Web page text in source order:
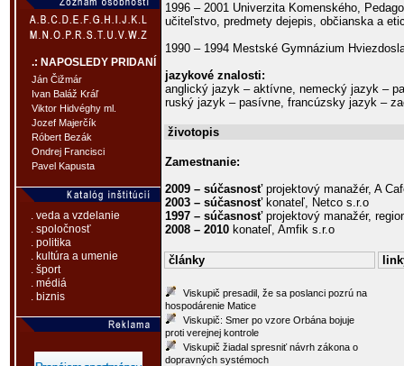
.: NAPOSLEDY PRIDANÍ
Ján Čižmár
Ivan Baláž Kráľ
Viktor Hidvéghy ml.
Jozef Majerčík
Róbert Bezák
Ondrej Francisci
Pavel Kapusta
. veda a vzdelanie
. spoločnosť
. politika
. kultúra a umenie
. šport
. médiá
. biznis
1996 – 2001 Univerzita Komenského,
učiteľstvo, predmety dejepis, občianska a
1990 – 1994 Mestské Gymnázium
jazykové znalosti:
anglický jazyk – aktívne, nemecký jazyk –
ruský jazyk – pasívne, francúzsky jazyk –
životopis
Zamestnanie:
2009 – súčasnosťprojektový manažér, A
2003 – súčasnosťkonateľ, Netco s.r.o
1997 – súčasnosťprojektový manažér,
2008 – 2010 konateľ, Amfik s.r.o
články
Viskupič presadil, že sa poslanci pozrú na
hospodárenie Matice
Viskupič: Smer po vzore Orbána bojuje
proti verejnej kontrole
Viskupič žiadal spresniť návrh zákona o
dopravných systémoch